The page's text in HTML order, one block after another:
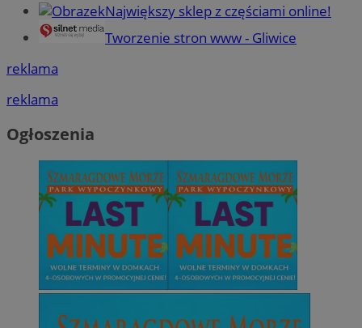
Największy sklep z częściami online!
Tworzenie stron www - Gliwice
reklama
reklama
Ogłoszenia